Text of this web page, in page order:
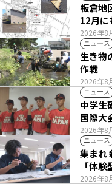
2026年8
板倉地
12月に
ニュース
2026年8
生き物
作戦
ニュース
2026年8
中学生
国際大
ニュース
2026年8
集まれ
「体験